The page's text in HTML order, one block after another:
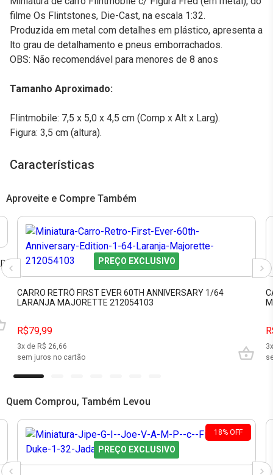
filme Os Flintstones, Die-Cast, na escala 1:32.
Produzida em metal com detalhes em plástico, apresenta a
lto grau de detalhamento e pneus emborrachados.
OBS: Não recomendável para menores de 8 anos
Tamanho Aproximado:
Flintmobile: 7,5 x 5,0 x 4,5 cm (Comp x Alt x Larg).
Figura: 3,5 cm (altura).
Características
Aproveite e Compre Também
PREÇO EXCLUSIVO
CARRO RETRÔ FIRST EVER 60TH ANNIVERSARY 1/64
LARANJA MAJORETTE 212054103
R$79,99
3x de R$ 26,66
sem juros no cartão
3
Quem Comprou, Também Levou
18% OFF
PREÇO EXCLUSIVO